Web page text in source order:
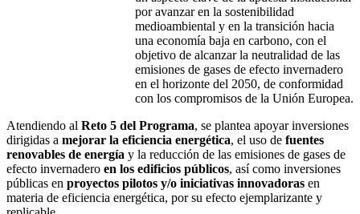
por avanzar en la sostenibilidad
medioambiental y en la transición hacia
una economía baja en carbono, con el
objetivo de alcanzar la neutralidad de las
emisiones de gases de efecto invernadero
en el horizonte del 2050, de conformidad
con los compromisos de la Unión Europea.
Atendiendo al Reto 5 del Programa, se plantea apoyar inversiones
dirigidas a mejorar la eficiencia energética, el uso de fuentes
renovables de energía y la reducción de las emisiones de gases de
efecto invernadero en los edificios públicos, así como inversiones
públicas en proyectos pilotos y/o iniciativas innovadoras en
materia de eficiencia energética, por su efecto ejemplarizante y